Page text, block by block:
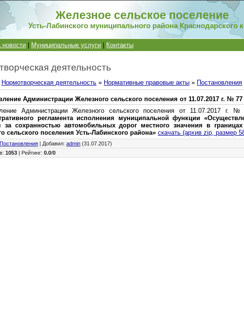
Железное сельское поселение
Усть-Лабинского муниципального района Краснодарского
новости Муниципальные услуги Контакты
деятельность
Нормотворческая деятельность » Нормативные правовые акты » Постановления
Администрации Железного сельского поселения от 11.07.2017 г. № 77
Администрации Железного сельского поселения от 11.07.2017 г.
регламента исполнения муниципальной функции
за сохранностью автомобильных дорог местного значения в
сельского поселения Усть-Лабинского района» скачать (архив zip, размер
Постановления Добавил:admin (31.07.2017)
:1053 Рейтинг:0.0/0